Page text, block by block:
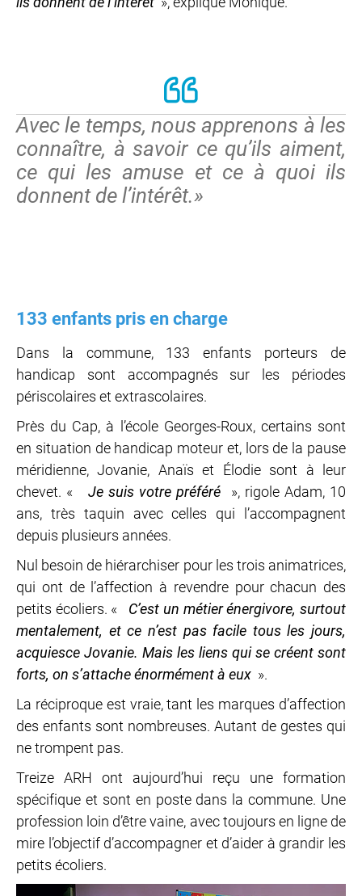
Avec le temps, nous apprenons à les
connaître, à savoir ce qu’ils aiment,
ce qui les amuse et ce à quoi ils
donnent de l’intérêt.»
133 enfants pris en charge
Dans la commune, 133 enfants porteurs de
handicap sont accompagnés sur les périodes
périscolaires et extrascolaires.
Près du Cap, à l’école Georges-Roux, certains sont
en situation de handicap moteur et, lors de la pause
méridienne, Jovanie, Anaïs et Élodie sont à leur
chevet. « Je suis votre préféré », rigole Adam, 10
ans, très taquin avec celles qui l’accompagnent
depuis plusieurs années.
Nul besoin de hiérarchiser pour les trois animatrices,
qui ont de l’affection à revendre pour chacun des
petits écoliers. « C’est un métier énergivore, surtout
mentalement, et ce n’est pas facile tous les jours,
acquiesce Jovanie. Mais les liens qui se créent sont
forts, on s’attache énormément à eux ».
La réciproque est vraie, tant les marques d’affection
des enfants sont nombreuses. Autant de gestes qui
ne trompent pas.
Treize ARH ont aujourd’hui reçu une formation
spécifique et sont en poste dans la commune. Une
profession loin d’être vaine, avec toujours en ligne de
mire l’objectif d’accompagner et d’aider à grandir les
petits écoliers.